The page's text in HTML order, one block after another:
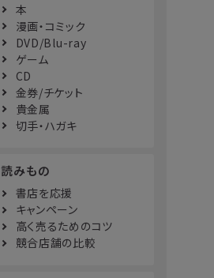
本
漫画・コミック
DVD/Blu-ray
ゲーム
CD
金券/チケット
貴金属
切手・ハガキ
読みもの
書店を応援
キャンペーン
高く売るためのコツ
競合店舗の比較